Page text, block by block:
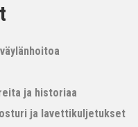
väylänhoitoa
ja historiaa
ja lavettikuljetukset